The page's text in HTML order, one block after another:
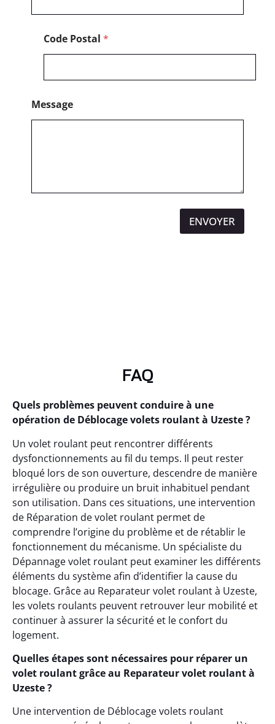
Code Postal *
Message
ENVOYER
FAQ
Quels problèmes peuvent conduire à une
opération de Déblocage volets roulant à Uzeste ?
Un volet roulant peut rencontrer différents
dysfonctionnements au fil du temps. Il peut rester
bloqué lors de son ouverture, descendre de manière
irrégulière ou produire un bruit inhabituel pendant
son utilisation. Dans ces situations, une intervention
de Réparation de volet roulant permet de
comprendre l’origine du problème et de rétablir le
fonctionnement du mécanisme. Un spécialiste du
Dépannage volet roulant peut examiner les différents
éléments du système afin d’identifier la cause du
blocage. Grâce au Reparateur volet roulant à Uzeste,
les volets roulants peuvent retrouver leur mobilité et
continuer à assurer la sécurité et le confort du
logement.
Quelles étapes sont nécessaires pour réparer un
volet roulant grâce au Reparateur volet roulant à
Uzeste ?
Une intervention de Déblocage volets roulant